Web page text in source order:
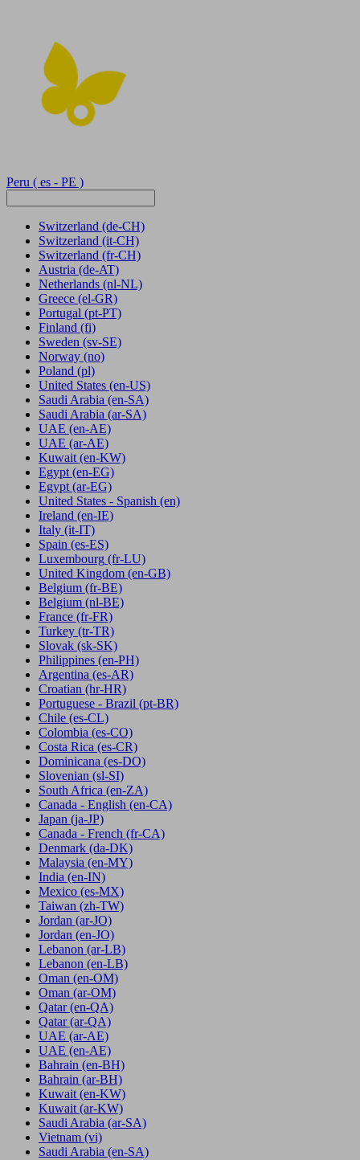
Peru ( es - PE )
Switzerland (de-CH)
Switzerland (it-CH)
Switzerland (fr-CH)
Austria (de-AT)
Netherlands (nl-NL)
Greece (el-GR)
Portugal (pt-PT)
Finland (fi)
Sweden (sv-SE)
Norway (no)
Poland (pl)
United States (en-US)
Saudi Arabia (en-SA)
Saudi Arabia (ar-SA)
UAE (en-AE)
UAE (ar-AE)
Kuwait (en-KW)
Egypt (en-EG)
Egypt (ar-EG)
United States - Spanish (en)
Ireland (en-IE)
Italy (it-IT)
Spain (es-ES)
Luxembourg (fr-LU)
United Kingdom (en-GB)
Belgium (fr-BE)
Belgium (nl-BE)
France (fr-FR)
Turkey (tr-TR)
Slovak (sk-SK)
Philippines (en-PH)
Argentina (es-AR)
Croatian (hr-HR)
Portuguese - Brazil (pt-BR)
Chile (es-CL)
Colombia (es-CO)
Costa Rica (es-CR)
Dominicana (es-DO)
Slovenian (sl-SI)
South Africa (en-ZA)
Canada - English (en-CA)
Japan (ja-JP)
Canada - French (fr-CA)
Denmark (da-DK)
Malaysia (en-MY)
India (en-IN)
Mexico (es-MX)
Taiwan (zh-TW)
Jordan (ar-JO)
Jordan (en-JO)
Lebanon (ar-LB)
Lebanon (en-LB)
Oman (en-OM)
Oman (ar-OM)
Qatar (en-QA)
Qatar (ar-QA)
UAE (ar-AE)
UAE (en-AE)
Bahrain (en-BH)
Bahrain (ar-BH)
Kuwait (en-KW)
Kuwait (ar-KW)
Saudi Arabia (ar-SA)
Vietnam (vi)
Saudi Arabia (en-SA)